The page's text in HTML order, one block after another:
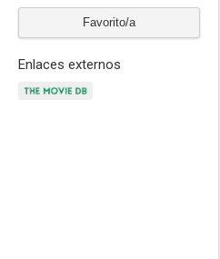
Favorito/a
Enlaces externos